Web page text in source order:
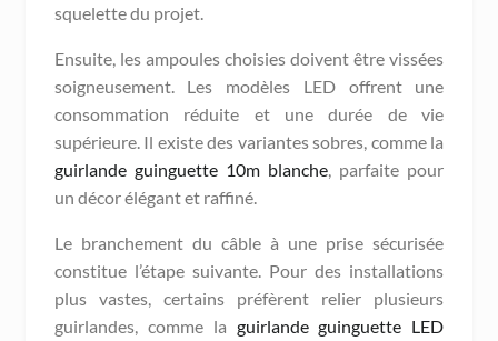
squelette du projet.
Ensuite, les ampoules choisies doivent être vissées
soigneusement. Les modèles LED offrent une
consommation réduite et une durée de vie
supérieure. Il existe des variantes sobres, comme la
guirlande guinguette 10m blanche, parfaite pour
un décor élégant et raffiné.
Le branchement du câble à une prise sécurisée
constitue l’étape suivante. Pour des installations
plus vastes, certains préfèrent relier plusieurs
guirlandes, comme la guirlande guinguette LED